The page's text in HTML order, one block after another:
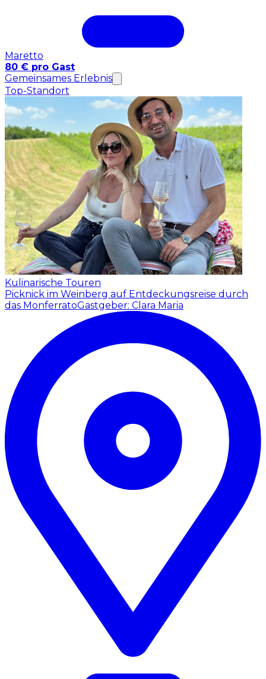
Maretto
80 € pro Gast
Gemeinsames Erlebnis
Top-Standort
Kulinarische Touren
Picknick im Weinberg auf Entdeckungsreise durch
das MonferratoGastgeber: Clara Maria